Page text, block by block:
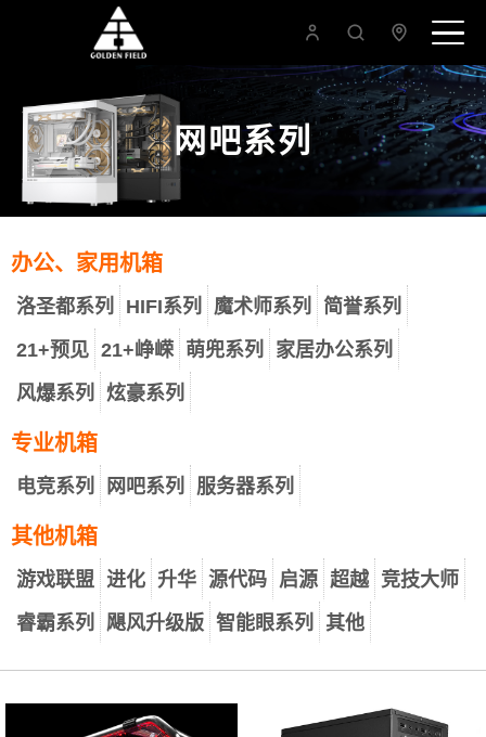
网吧系列
办公、家用机箱
洛圣都系列 HIFI系列 魔术师系列
简誉系列
21+预见 21+峥嵘 萌兜系列
家居办公系列
风爆系列
炫豪系列
专业机箱
电竞系列 网吧系列 服务器系列
其他机箱
游戏联盟 进化 升华 源代码 启源 超越 竞技大师
睿霸系列
飓风升级版 智能眼系列 其他